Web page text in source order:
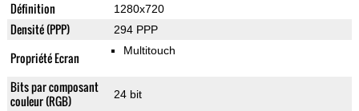
Définition 1280x720
Densité (PPP) 294 PPP
Propriété Ecran Multitouch
Bits par composant
couleur (RGB)
24 bit